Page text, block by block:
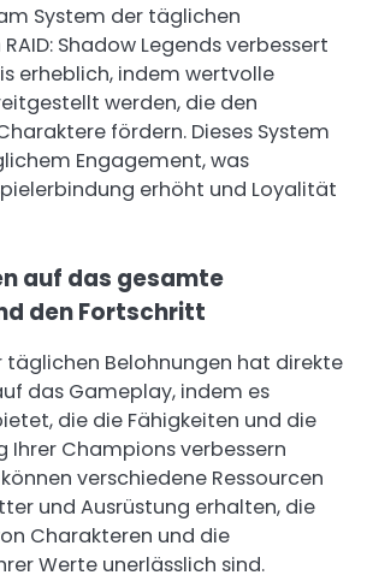
System der täglichen
Shadow Legends verbessert
erheblich, indem wertvolle
werden, die den
fördern. Dieses System
Engagement, was
erhöht und Loyalität
auf das gesamte
den Fortschritt
täglichen Belohnungen hat direkte
das Gameplay, indem es
die die Fähigkeiten und die
Ihrer Champions verbessern
verschiedene Ressourcen
und Ausrüstung erhalten, die
Charakteren und die
Werte unerlässlich sind.